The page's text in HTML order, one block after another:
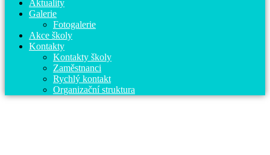
Aktuality
Galerie
Fotogalerie
Akce školy
Kontakty
Kontakty školy
Zaměstnanci
Rychlý kontakt
Organizační struktura